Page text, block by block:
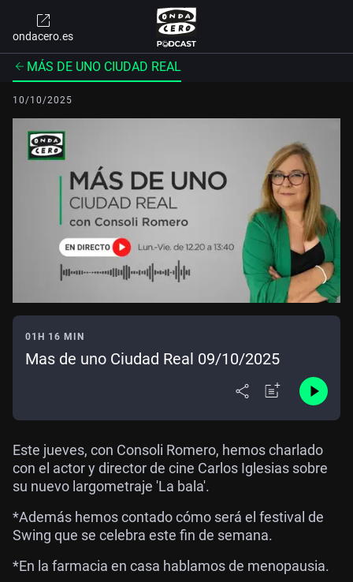
ondacero.es
MÁS DE UNO CIUDAD REAL
10/10/2025
01H 16 MIN
Mas de uno Ciudad Real 09/10/2025
Este jueves, con Consoli Romero, hemos charlado
con el actor y director de cine Carlos Iglesias sobre
su nuevo largometraje 'La bala'.
*Además hemos contado cómo será el festival de
Swing que se celebra este fin de semana.
*En la farmacia en casa hablamos de menopausia.